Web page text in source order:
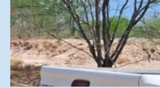
precisou ser levado a um hospital
de andar normalmente. “Eu não
levantar direito da cama. É um
humorista. Durante o
diagnosticado com “bico de